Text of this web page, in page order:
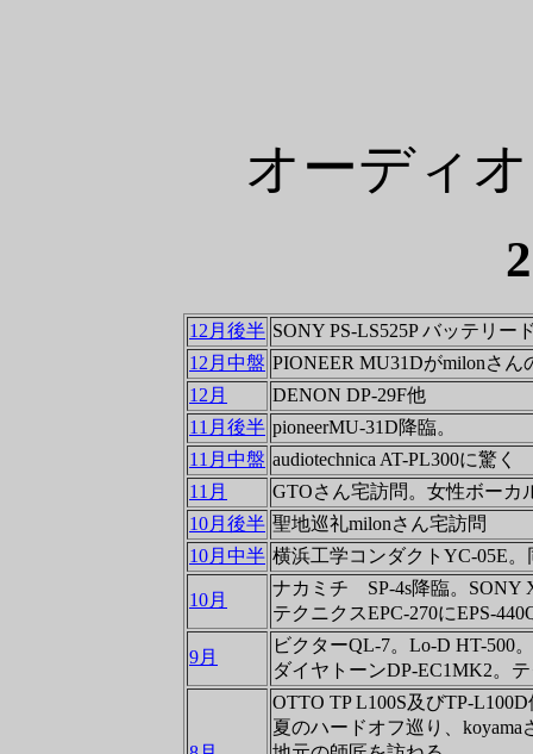
オーディ
12月後半 SONY PS-LS525P バッテリー
12月中盤 PIONEER MU31Dがmilonさ
12月
DENON DP-29F他
11月後半 pioneerMU-31D降臨。
11月中盤 audiotechnica AT-PL300に驚く
11月
GTOさん宅訪問。女性ボーカ
10月後半 聖地巡礼milonさん宅訪問
10月中半 横浜工学コンダクトYC-05E。
10月
ナカミチ SP-4s降臨。SONY
テクニクスEPC-270にEPS-
9月
ビクターQL-7。Lo-D HT-500
ダイヤトーンDP-EC1MK2。
OTTO TP L100S及びTP-
夏のハードオフ巡り、koyama